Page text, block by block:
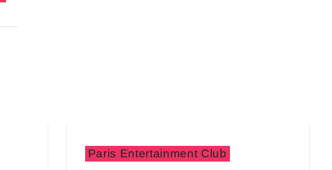
Paris Entertainment Club